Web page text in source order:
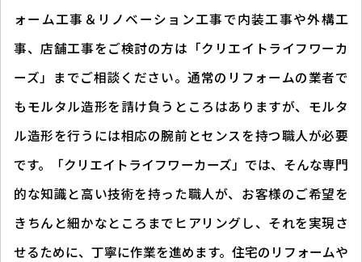
ォーム工事＆リノベーション工事で内装工事や外構工
事、店舗工事をご検討の方は「クリエイトライフワーカ
ーズ」までご相談ください。通常のリフォームの業者で
もモルタル造形を請け負うところはありますが、モルタ
ル造形を行うには相応の腕前とセンスを持つ職人が必要
です。「クリエイトライフワーカーズ」では、そんな専門
的な知識と高い技術を持った職人が、お客様のご希望を
きちんと細かなところまでヒアリングし、それを実現さ
せるために、丁寧に作業を進めます。住宅のリフォームや